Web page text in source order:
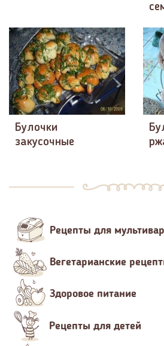
Булочки
закусочные
Рецепты для
Вегетарианские
Здоровое питание
Рецепты для детей